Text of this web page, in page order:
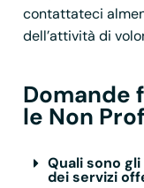
contattateci
dell’attività di
Domande
le Non
Quali sono
dei servizi